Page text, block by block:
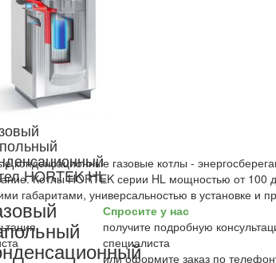
HORTEK HL
конденсационные газовые котлы -
Котлы HORTEK серии HL мощностью от 100
габаритами, универсальностью в установке и
Спросите у нас
получите подробную
специалиста
или оформите заказ по